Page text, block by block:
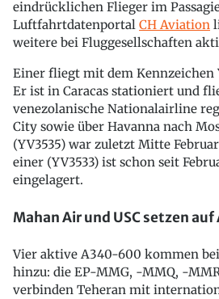
eindrücklichen Flieger im
Luftfahrtdatenportal CH Aviation
weitere bei Fluggesellschaften
Einer fliegt mit dem Kennzeichen
Er ist in Caracas stationiert und
venezolanische Nationalairline
City sowie über Havanna nach
(YV3535) war zuletzt Mitte
einer (YV3533) ist schon seit
eingelagert.
Mahan Air und USC setzen
Vier aktive A340-600 kommen
hinzu: die EP-MMG, -MMQ, -
verbinden Teheran mit